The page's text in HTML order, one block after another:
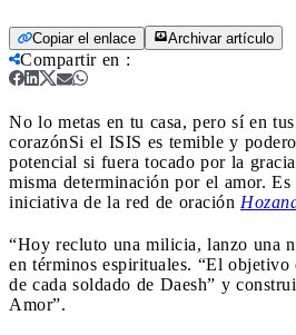
Copiar el enlace Archivar artículo
Compartir en :
No lo metas en tu casa, pero sí en
corazónSi el ISIS es temible y
potencial si fuera tocado por la
misma determinación por el amor.
iniciativa de la red de oración
“Hoy recluto una milicia, lanzo una
en términos espirituales. “El objetivo
de cada soldado de Daesh” y
Amor”.